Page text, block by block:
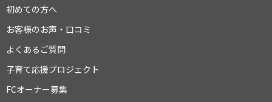
初めての方へ
お客様のお声・口コミ
よくあるご質問
子育て応援プロジェクト
FCオーナー募集